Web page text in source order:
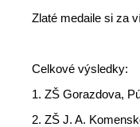
Zlaté medaile si za
Celkové výsledky:
1. ZŠ Gorazdova,
2. ZŠ J. A.